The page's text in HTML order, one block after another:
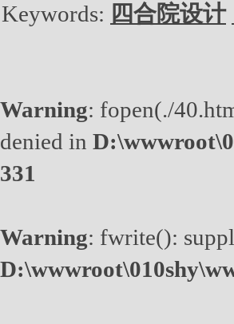
Keywords: 四合院设计
Warning: fopen(./
denied in
331
Warning: fwrite():